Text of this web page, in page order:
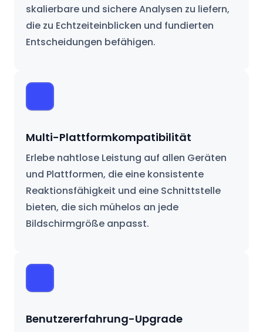
skalierbare und sichere Analysen zu liefern,
die zu Echtzeiteinblicken und fundierten
Entscheidungen befähigen.
Multi-Plattformkompatibilität
Erlebe nahtlose Leistung auf allen Geräten
und Plattformen, die eine konsistente
Reaktionsfähigkeit und eine Schnittstelle
bieten, die sich mühelos an jede
Bildschirmgröße anpasst.
Benutzererfahrung-Upgrade